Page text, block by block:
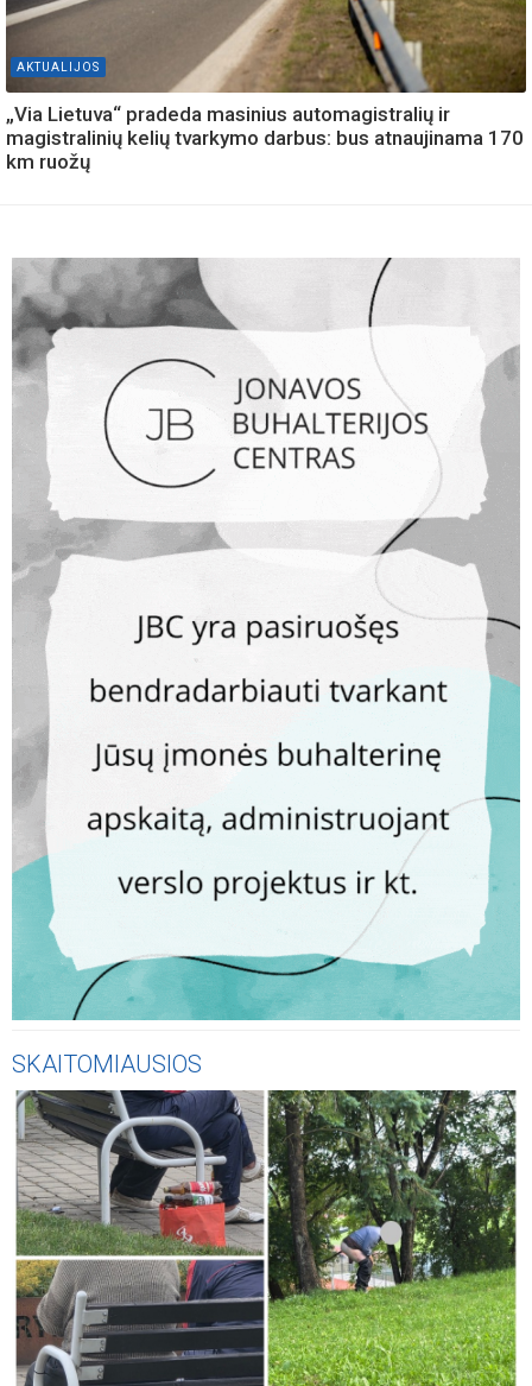
SKAITOMIAUSIOS
AKTUALIJOS
„Via Lietuva“ pradeda masinius automagistralių ir
magistralinių kelių tvarkymo darbus: bus atnaujinama 170
km ruožų